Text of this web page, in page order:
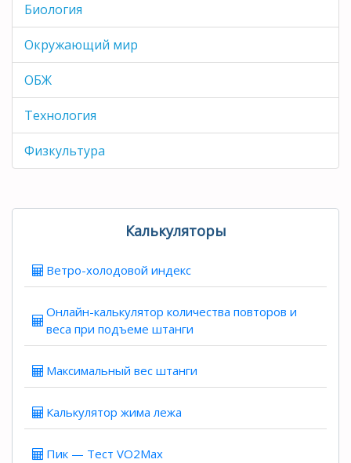
Биология
Окружающий мир
ОБЖ
Технология
Физкультура
Калькуляторы
Ветро-холодовой индекс
Онлайн-калькулятор количества повторов и
веса при подъеме штанги
Максимальный вес штанги
Калькулятор жима лежа
Пик — Тест VO2Max